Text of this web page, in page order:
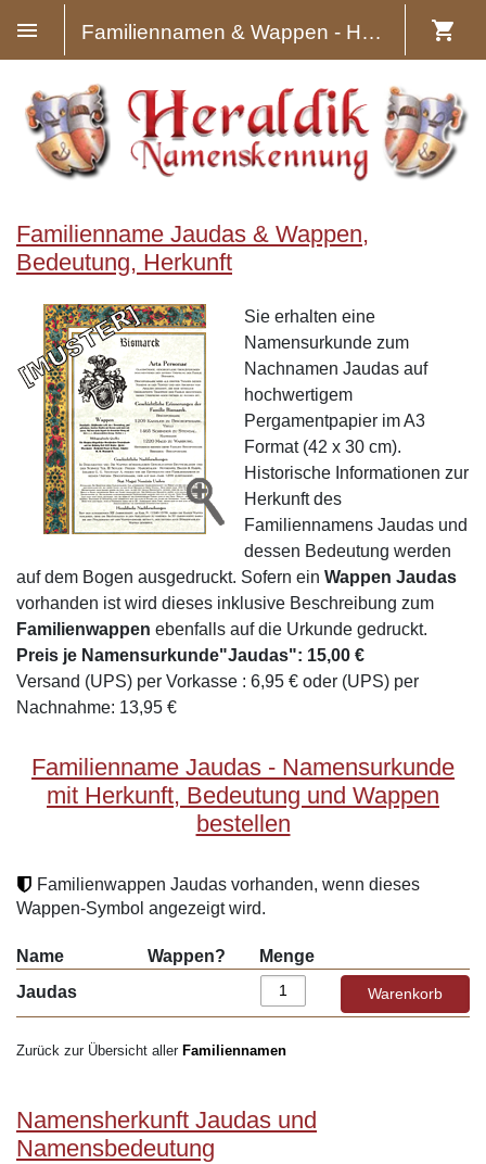
Familiennamen & Wappen - Heraldik
Familienname Jaudas & Wappen,
Bedeutung, Herkunft
Sie erhalten eine
Namensurkunde zum
Nachnamen Jaudas auf
hochwertigem
Pergamentpapier im A3
Format (42 x 30 cm).
Historische Informationen zur
Herkunft des
Familiennamens Jaudas und
dessen Bedeutung werden
auf dem Bogen ausgedruckt. Sofern ein Wappen Jaudas
vorhanden ist wird dieses inklusive Beschreibung zum
Familienwappen ebenfalls auf die Urkunde gedruckt.
Preis je Namensurkunde"Jaudas": 15,00 €
Versand (UPS) per Vorkasse : 6,95 € oder (UPS) per
Nachnahme: 13,95 €
Familienname Jaudas - Namensurkunde
mit Herkunft, Bedeutung und Wappen
bestellen
Familienwappen Jaudas vorhanden, wenn dieses
Wappen-Symbol angezeigt wird.
Name Wappen?
Menge
Jaudas
Zurück zur Übersicht aller Familiennamen
Namensherkunft Jaudas und
Namensbedeutung